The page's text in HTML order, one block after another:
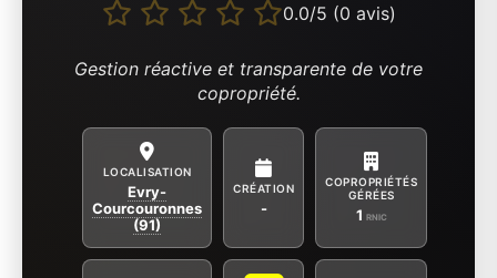
0.0/5 (0 avis)
Gestion réactive et transparente de votre
copropriété.
LOCALISATION
Evry-
Courcouronnes
(91)
CRÉATION
-
COPROPRIÉTÉS
GÉRÉES
1 RNIC